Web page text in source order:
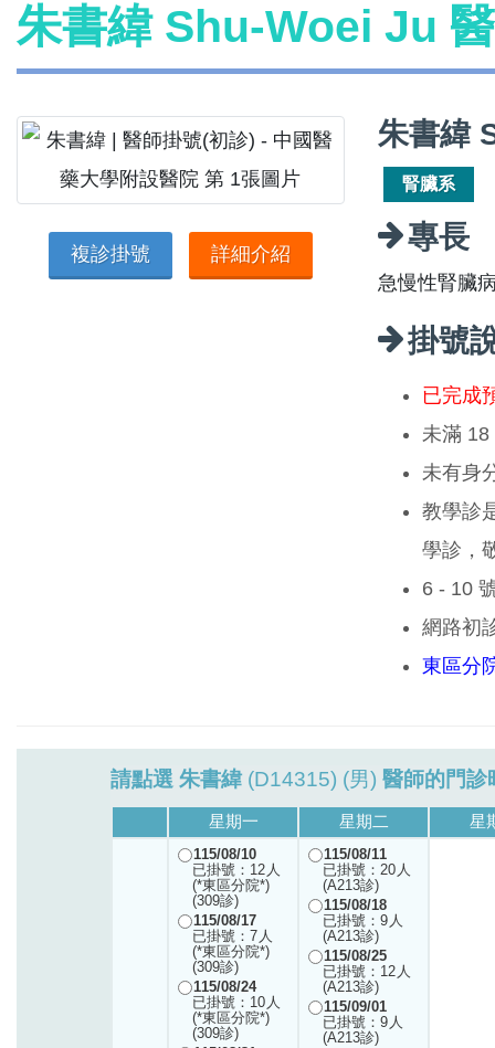
朱書緯 Shu-Woei Ju
複診掛號 詳細介紹
朱書緯
腎臟系
專長
急慢性腎臟
掛號
已完成
未滿 18
未有身
教學診
學診，
6 - 10
網路初
東區分